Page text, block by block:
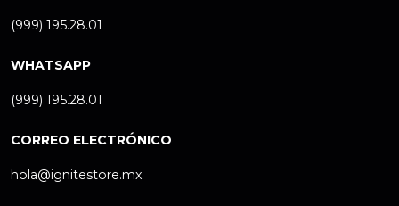
(999) 195.28.01
WHATSAPP
(999) 195.28.01
CORREO ELECTRÓNICO
hola@ignitestore.mx